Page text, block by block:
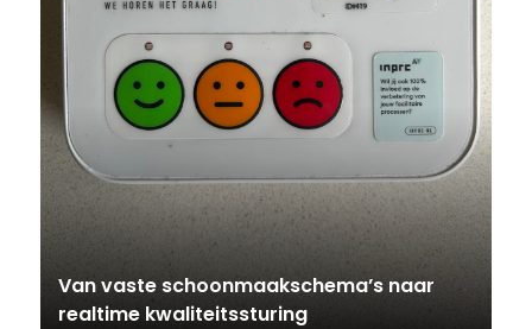
Van vaste schoonmaakschema’s naar
realtime kwaliteitssturing